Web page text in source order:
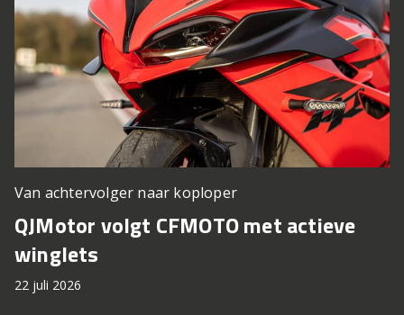
Van achtervolger naar koploper
QJMotor volgt CFMOTO met actieve
winglets
22 juli 2026